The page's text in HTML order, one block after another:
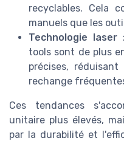
recyclables. Cela
manuels que les
Technologie laser
tools sont de plus
précises,
rechange
Ces tendances
unitaire plus élevés,
par la durabilité et